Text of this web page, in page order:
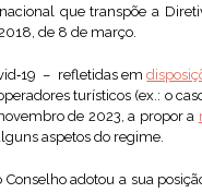
que transpõe a
de 8 de março.
– refletidas em
turísticos (ex.: o
de 2023, a propor a
aspetos do regime.
Conselho adotou a sua